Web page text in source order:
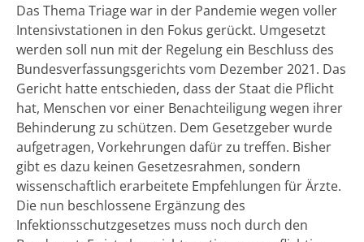
Das Thema Triage war in der Pandemie wegen voller
Intensivstationen in den Fokus gerückt. Umgesetzt
werden soll nun mit der Regelung ein Beschluss des
Bundesverfassungsgerichts vom Dezember 2021. Das
Gericht hatte entschieden, dass der Staat die Pflicht
hat, Menschen vor einer Benachteiligung wegen ihrer
Behinderung zu schützen. Dem Gesetzgeber wurde
aufgetragen, Vorkehrungen dafür zu treffen. Bisher
gibt es dazu keinen Gesetzesrahmen, sondern
wissenschaftlich erarbeitete Empfehlungen für Ärzte.
Die nun beschlossene Ergänzung des
Infektionsschutzgesetzes muss noch durch den